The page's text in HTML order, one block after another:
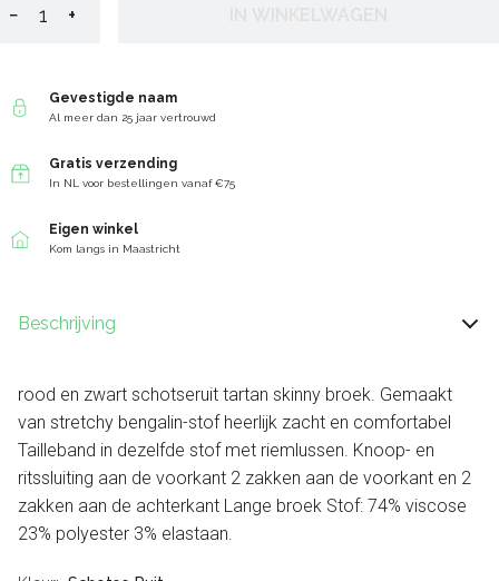
− +
Gevestigde naam
Al meer dan 25 jaar vertrouwd
Gratis verzending
In NL voor bestellingen vanaf €75
Eigen winkel
Kom langs in Maastricht
Beschrijving
rood en zwart schotseruit tartan skinny broek. Gemaakt
van stretchy bengalin-stof heerlijk zacht en comfortabel
Tailleband in dezelfde stof met riemlussen. Knoop- en
ritssluiting aan de voorkant 2 zakken aan de voorkant en 2
zakken aan de achterkant Lange broek Stof: 74% viscose
23% polyester 3% elastaan.